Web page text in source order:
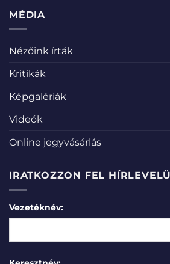
MÉDIA
Nézőink írták
Kritikák
Képgalériák
Videók
Online jegyvásárlás
IRATKOZZON FEL
Vezetéknév: